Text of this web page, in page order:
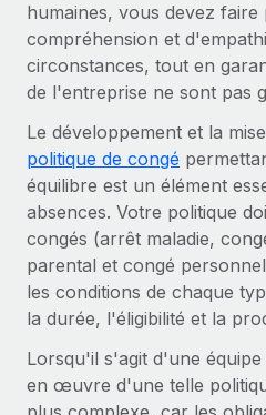
Remote Watchtower
Gardez un temps d’avance
matière de conformité
Gestion des appareils
Achetez et suivez vos
dans le monde entier
Création d’entité
Établissez des entités
conformité
Mobilité et
Organisez facilement le
BLOG
Paie multipays
EOR et PEO
Gestion des freelances
Taxes
Explorer le blog
BLOG
Mises à jour des produits
Intégrations Gusto et
freelances Plus
humaines, vous devez faire
compréhension et
circonstances, tout en
de l'entreprise ne sont pas
Le développement et la
politique de congé
équilibre est un élément
absences. Votre politique
congés (arrêt maladie,
parental et congé
les conditions de chaque
la durée, l'éligibilité et la
Lorsqu'il s'agit d'une
en œuvre d'une telle